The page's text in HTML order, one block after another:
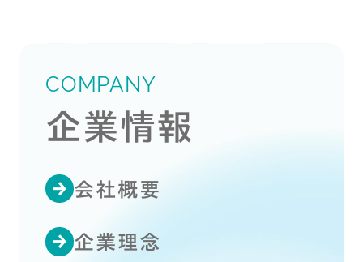
COMPANY
企業情報
会社概要
企業理念